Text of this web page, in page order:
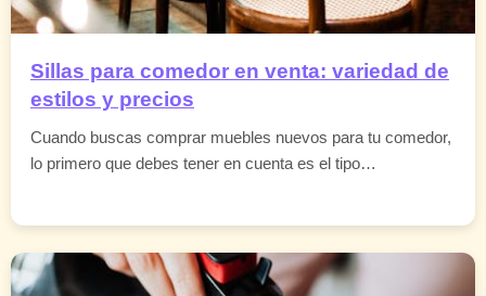
Sillas para comedor en venta: variedad de
estilos y precios
Cuando buscas comprar muebles nuevos para tu comedor,
lo primero que debes tener en cuenta es el tipo…